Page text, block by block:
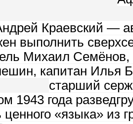
Краевский —
выполнить
Михаил
капитан Илья
старший
1943 года
ценного «языка» из